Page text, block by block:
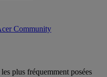
Community
plus fréquemment posées